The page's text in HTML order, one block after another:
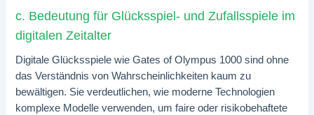
c. Bedeutung für Glücksspiel- und Zufallsspiele im
digitalen Zeitalter
Digitale Glücksspiele wie Gates of Olympus 1000 sind ohne
das Verständnis von Wahrscheinlichkeiten kaum zu
bewältigen. Sie verdeutlichen, wie moderne Technologien
komplexe Modelle verwenden, um faire oder risikobehaftete